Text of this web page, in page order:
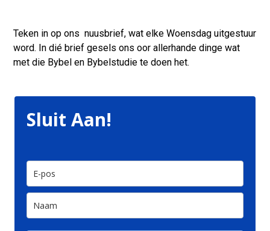
Teken in op ons nuusbrief, wat elke Woensdag uitgestuur
word. In dié brief gesels ons oor allerhande dinge wat
met die Bybel en Bybelstudie te doen het.
Sluit Aan!